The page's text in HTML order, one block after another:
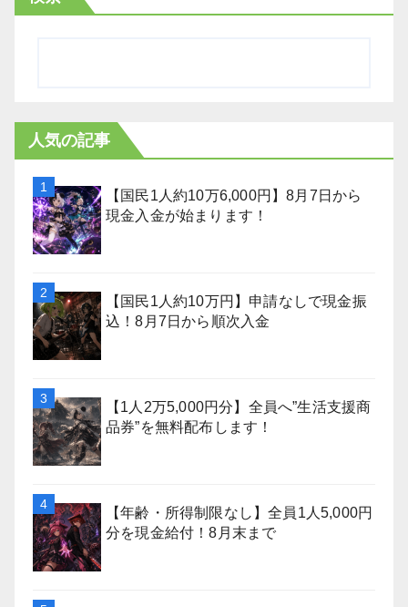
人気の記事
【国民1人約10万6,000円】8月7日から
現金入金が始まります！
【国民1人約10万円】申請なしで現金振
込！8月7日から順次入金
【1人2万5,000円分】全員へ”生活支援商
品券”を無料配布します！
【年齢・所得制限なし】全員1人5,000円
分を現金給付！8月末まで